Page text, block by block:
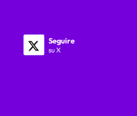
Seguire
su X